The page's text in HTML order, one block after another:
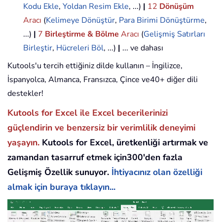
Kodu Ekle, Yoldan Resim Ekle, ...) | 12 Dönüşüm
Aracı (Kelimeye Dönüştür, Para Birimi Dönüştürme,
...) | 7 Birleştirme & Bölme Aracı (Gelişmiş Satırları
Birleştir, Hücreleri Böl, ...) | ... ve dahası
Kutools'u tercih ettiğiniz dilde kullanın – İngilizce,
İspanyolca, Almanca, Fransızca, Çince ve40+ diğer dili
destekler!
Kutools for Excel ile Excel becerilerinizi
güçlendirin ve benzersiz bir verimlilik deneyimi
yaşayın. Kutools for Excel, üretkenliği artırmak ve
zamandan tasarruf etmek için300'den fazla
Gelişmiş Özellik sunuyor. İhtiyacınız olan özelliği
almak için buraya tıklayın...